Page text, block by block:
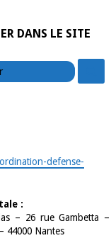
DANS LE SITE
defense-
:
– 26 rue Gambetta –
44000 Nantes